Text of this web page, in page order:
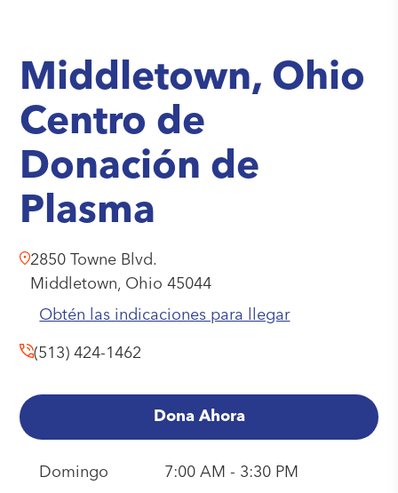
Middletown, Ohio
Centro de
Donación de
Plasma
2850 Towne Blvd.
Middletown, Ohio45044
Obtén las indicaciones para llegar
(513) 424-1462
Dona Ahora
Domingo 7:00 AM - 3:30 PM